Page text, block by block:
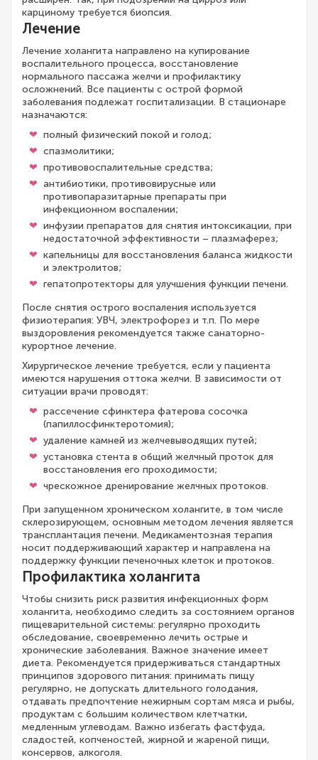
карциному требуется биопсия.
Лечение
Лечение холангита направлено на купирование
воспалительного процесса, восстановление
нормального пассажа желчи и профилактику
осложнений. Все пациенты с острой формой
заболевания подлежат госпитализации. В стационаре
назначаются:
полный физический покой и голод;
спазмолитики;
противовоспалительные средства;
антибиотики, противовирусные или
противопаразитарные препараты при
инфекционном воспалении;
инфузии препаратов для снятия интоксикации, при
недостаточной эффективности – плазмаферез;
капельницы для восстановления баланса жидкости
и электролитов;
гепатопротекторы для улучшения функции печени.
После снятия острого воспаления используется
физиотерапия: УВЧ, электрофорез и т.п. По мере
выздоровления рекомендуется также санаторно-
курортное лечение.
Хирургическое лечение требуется, если у пациента
имеются нарушения оттока желчи. В зависимости от
ситуации врачи проводят:
рассечение сфинктера фатерова сосочка
(папиллосфинктеротомия);
удаление камней из желчевыводящих путей;
установка стента в общий желчный проток для
восстановления его проходимости;
чрескожное дренирование желчных протоков.
При запущенном хроническом холангите, в том числе
склерозирующем, основным методом лечения является
трансплантация печени. Медикаментозная терапия
носит поддерживающий характер и направлена на
поддержку функции печеночных клеток и протоков.
Профилактика холангита
Чтобы снизить риск развития инфекционных форм
холангита, необходимо следить за состоянием органов
пищеварительной системы: регулярно проходить
обследование, своевременно лечить острые и
хронические заболевания. Важное значение имеет
диета. Рекомендуется придерживаться стандартных
принципов здорового питания: принимать пищу
регулярно, не допускать длительного голодания,
отдавать предпочтение нежирным сортам мяса и рыбы,
продуктам с большим количеством клетчатки,
медленным углеводам. Важно избегать фастфуда,
сладостей, копченостей, жирной и жареной пищи,
консервов, алкоголя.